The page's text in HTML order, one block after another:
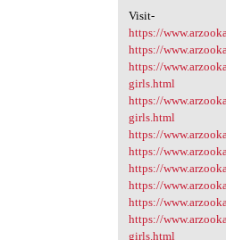
Visit-
https://
https://
https://
girls.html
https://
girls.html
https://
https://
https://
https://
https://
https://
girls.html